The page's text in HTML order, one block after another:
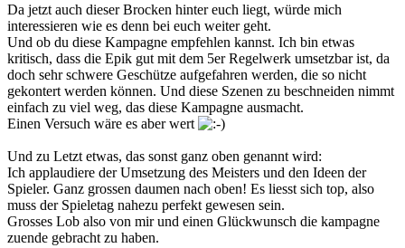
Da jetzt auch dieser Brocken hinter euch liegt, würde mich
interessieren wie es denn bei euch weiter geht.
Und ob du diese Kampagne empfehlen kannst. Ich bin etwas
kritisch, dass die Epik gut mit dem 5er Regelwerk umsetzbar ist, da
doch sehr schwere Geschütze aufgefahren werden, die so nicht
gekontert werden können. Und diese Szenen zu beschneiden nimmt
einfach zu viel weg, das diese Kampagne ausmacht.
Einen Versuch wäre es aber wert
Und zu Letzt etwas, das sonst ganz oben genannt wird:
Ich applaudiere der Umsetzung des Meisters und den Ideen der
Spieler. Ganz grossen daumen nach oben! Es liesst sich top, also
muss der Spieletag nahezu perfekt gewesen sein.
Grosses Lob also von mir und einen Glückwunsch die kampagne
zuende gebracht zu haben.